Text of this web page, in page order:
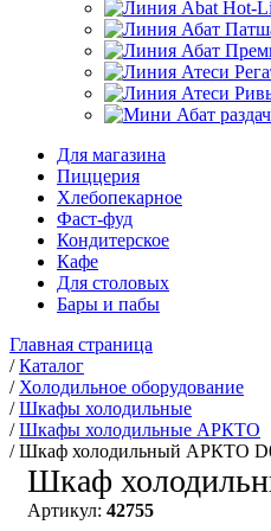
Для магазина
Пиццерия
Хлебопекарное
Фаст-фуд
Кондитерское
Кафе
Для столовых
Бары и пабы
Главная страница
/Каталог
/ Холодильное оборудование
/Шкафы холодильные
/Шкафы холодильные АРКТО
/Шкаф холодильный АРКТО
Шкаф
Артикул: 42755